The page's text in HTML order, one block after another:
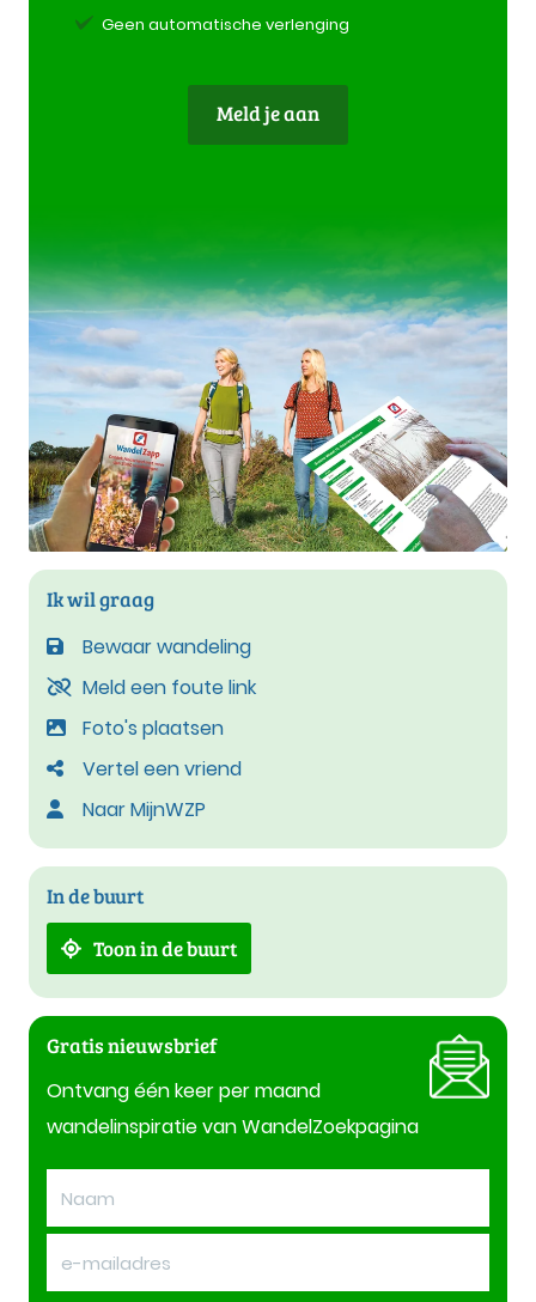
Geen automatische verlenging
Meld je aan
Ik wil graag
Bewaar wandeling
Meld een foute link
Foto's plaatsen
Vertel een vriend
Naar MijnWZP
In de buurt
Toon in de buurt
Gratis nieuwsbrief
Ontvang één keer per maand
wandelinspiratie van WandelZoekpagina